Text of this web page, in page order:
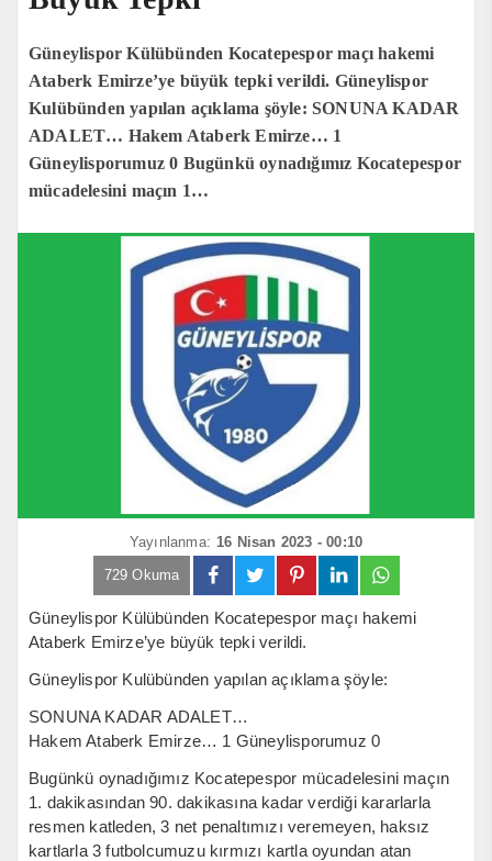
Güneylispor Külübünden Kocatepespor maçı hakemi
Ataberk Emirze’ye büyük tepki verildi. Güneylispor
Kulübünden yapılan açıklama şöyle: SONUNA KADAR
ADALET… Hakem Ataberk Emirze… 1
Güneylisporumuz 0 Bugünkü oynadığımız Kocatepespor
mücadelesini maçın 1…
Yayınlanma: 16 Nisan 2023 - 00:10
729 Okuma
Güneylispor Külübünden Kocatepespor maçı hakemi
Ataberk Emirze’ye büyük tepki verildi.
Güneylispor Kulübünden yapılan açıklama şöyle:
SONUNA KADAR ADALET…
Hakem Ataberk Emirze… 1 Güneylisporumuz 0
Bugünkü oynadığımız Kocatepespor mücadelesini maçın
1. dakikasından 90. dakikasına kadar verdiği kararlarla
resmen katleden, 3 net penaltımızı veremeyen, haksız
kartlarla 3 futbolcumuzu kırmızı kartla oyundan atan